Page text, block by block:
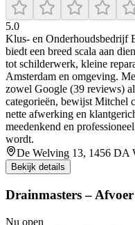
5.0
Klus‑ en Onderhoudsbedrijf
biedt een breed scala aan
tot schilderwerk, kleine
Amsterdam en omgeving.
zowel Google (39 reviews)
categorieën, bewijst Mitchel
nette afwerking en
meedenkend en
wordt.
De Welving 13, 1456 DA
Bekijk details
Drainmasters –
Nu open